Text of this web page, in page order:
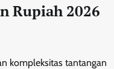
Rupiah 2026
kompleksitas tantangan